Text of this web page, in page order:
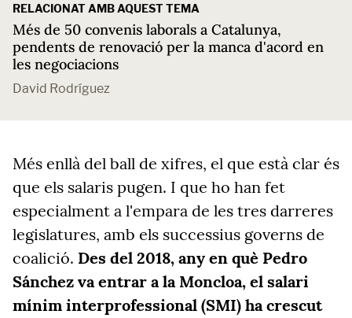
RELACIONAT AMB AQUEST TEMA
Més de 50 convenis laborals a Catalunya,
pendents de renovació per la manca d'acord en
les negociacions
David Rodríguez
Més enllà del ball de xifres, el que està clar és
que els salaris pugen. I que ho han fet
especialment a l'empara de les tres darreres
legislatures, amb els successius governs de
coalició. Des del 2018, any en què Pedro
Sánchez va entrar a la Moncloa, el salari
mínim interprofessional (SMI) ha crescut